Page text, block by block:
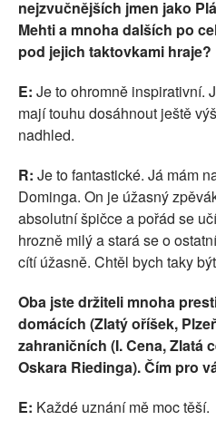
nejzvučnějších jmen jako
Mehti a mnoha dalších po
pod jejich taktovkami hraje?
E: Je to ohromně inspirativní.
mají touhu dosáhnout ještě
nadhled.
R: Je to fantastické. Já mám
Dominga. On je úžasný
absolutní špičce a pořád se
hrozně milý a stará se o
cítí úžasně. Chtěl bych taky
Oba jste držiteli mnoha
domácích (Zlatý oříšek,
zahraničních (I. Cena, Zlatá
Oskara Riedinga). Čím pro
E: Každé uznání mě moc těší.